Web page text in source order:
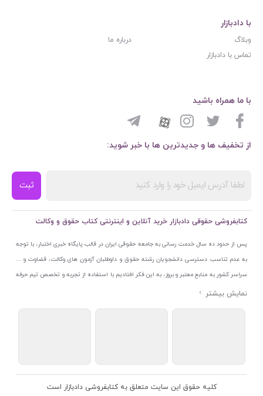
با دادبازار
وبلاگ
درباره ما
تماس با دادبازار
از تخفیف ها و جدیدترین ها با خبر شوید:
ثبت
با ما همراه باشید
کتابفروشی حقوقی دادبازار خرید آنلاین و اینترنتی کتاب حقوق و وکالت
پس از حدود ده سال خدمت رسانی به جامعه حقوقی ایران در قالب پایگاه خبری اختبار، با توجه
به عدم تناسب دسترسی دانشجویان رشته حقوق و داوطلبان آزمون های وکالت، قضاوت و ...
سراسر کشور به منابع معتبر و بروز، به این فکر افتادیم با استفاده از تجربه و تخصص تیم حرفه
ای اختبار خدمتی جدید به جامعه حقوقی ایران ارائه کنیم. به این منظور با راه اندازی و تجهیز
اتحادیه ناشران و کتابفروشان تهران به منظور ارائه مطمئن ترین خدمات مجموعه بسیار کامل و
کلیه حقوق این سایت متعلق به کتابفروشی دادبازار است